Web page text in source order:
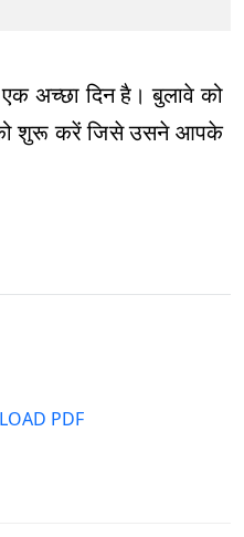
अच्छा दिन है। बुलावे को
शुरू करें जिसे उसने आपके
PDF